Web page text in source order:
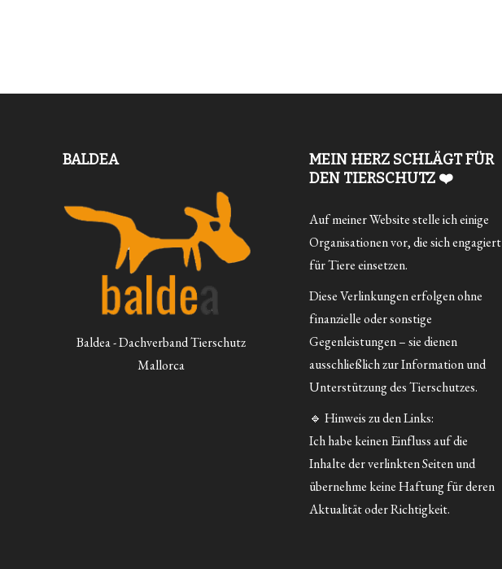
BALDEA
Baldea - Dachverband Tierschutz
Mallorca
MEIN HERZ SCHLÄGT FÜR
DEN TIERSCHUTZ ❤️
Auf meiner Website stelle ich einige
Organisationen vor, die sich engagiert
für Tiere einsetzen.
Diese Verlinkungen erfolgen ohne
finanzielle oder sonstige
Gegenleistungen – sie dienen
ausschließlich zur Information und
Unterstützung des Tierschutzes.
🔹 Hinweis zu den Links:
Ich habe keinen Einfluss auf die
Inhalte der verlinkten Seiten und
übernehme keine Haftung für deren
Aktualität oder Richtigkeit.